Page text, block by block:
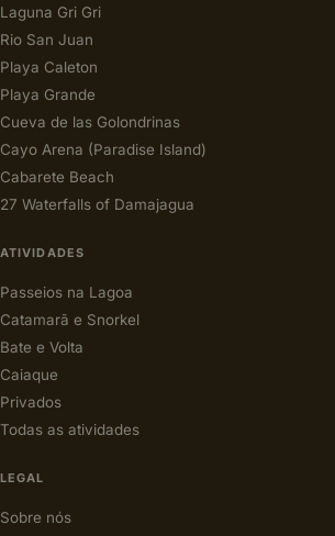
Laguna Gri Gri
Rio San Juan
Playa Caleton
Playa Grande
Cueva de las Golondrinas
Cayo Arena (Paradise Island)
Cabarete Beach
27 Waterfalls of Damajagua
ATIVIDADES
Passeios na Lagoa
Catamarã e Snorkel
Bate e Volta
Caiaque
Privados
Todas as atividades
LEGAL
Sobre nós